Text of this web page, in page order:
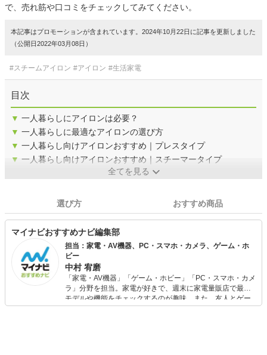
で、売れ筋や口コミをチェックしてみてください。
本記事はプロモーションが含まれています。2024年10月22日に記事を更新しました
（公開日2022年03月08日）
#スチームアイロン #アイロン #生活家電
目次
▼ 一人暮らしにアイロンは必要？
▼ 一人暮らしに最適なアイロンの選び方
▼ 一人暮らし向けアイロンおすすめ｜プレスタイプ
▼ 一人暮らし向けアイロンおすすめ｜スチーマータイプ
全てを見る
選び方 おすすめ商品
マイナビおすすめナビ編集部
担当：家電・AV機器、PC・スマホ・カメラ、ゲーム・ホ
ビー
中村 宥磨
「家電・AV機器」「ゲーム・ホビー」「PC・スマホ・カメ
ラ」分野を担当。家電が好きで、週末に家電量販店で最新
モデルや機能をチェックするのが趣味。また、友人とゲー
ムを楽しみながら、新作タイトルやイベント情報もいち早